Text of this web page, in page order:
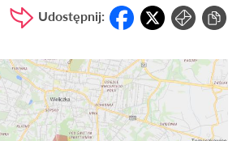
Udostępnij: